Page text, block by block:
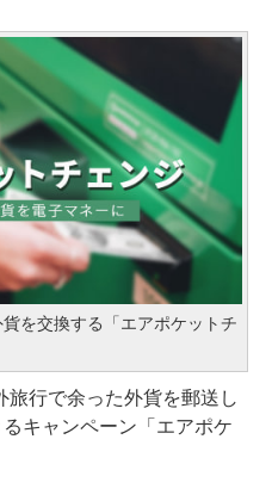
を交換する「エアポケットチ
行で余った外貨を郵送し
キャンペーン「エアポケ